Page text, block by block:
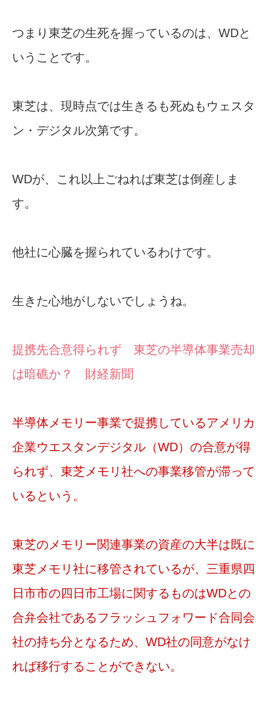
つまり東芝の生死を握っているのは、WDと
いうことです。
東芝は、現時点では生きるも死ぬもウェスタ
ン・デジタル次第です。
WDが、これ以上ごねれば東芝は倒産しま
す。
他社に心臓を握られているわけです。
生きた心地がしないでしょうね。
提携先合意得られず 東芝の半導体事業売却
は暗礁か？ 財経新聞
半導体メモリー事業で提携しているアメリカ
企業ウエスタンデジタル（WD）の合意が得
られず、東芝メモリ社への事業移管が滞って
いるという。
東芝のメモリー関連事業の資産の大半は既に
東芝メモリ社に移管されているが、三重県四
日市市の四日市工場に関するものはWDとの
合弁会社であるフラッシュフォワード合同会
社の持ち分となるため、WD社の同意がなけ
れば移行することができない。